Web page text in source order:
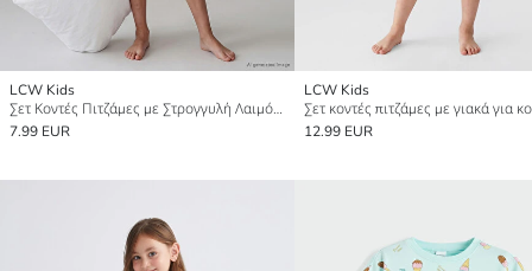
LCW Kids
Σετ Κοντές Πιτζάμες με Στρογγυλή Λαιμόκοψη και Εκτύπωση για Κορίτσια
7.99 EUR
LCW Kids
Σετ κοντές πιτζάμες με γιακά για
12.99 EUR